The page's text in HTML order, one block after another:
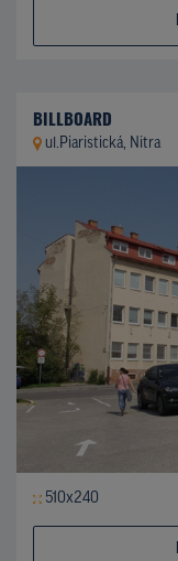
BILLBOARD
ul.Piaristická, Nitra
510x240